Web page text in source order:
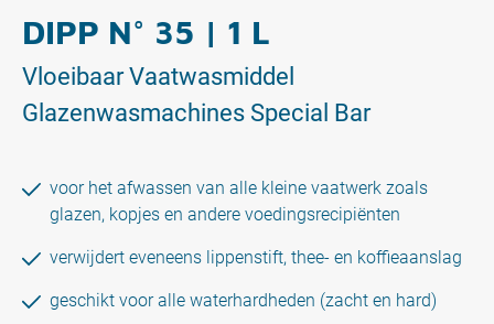
DIPP N° 35 | 1 L
Vloeibaar Vaatwasmiddel
Glazenwasmachines Special Bar
voor het afwassen van alle kleine vaatwerk zoals
glazen, kopjes en andere voedingsrecipiënten
verwijdert eveneens lippenstift, thee- en koffieaanslag
geschikt voor alle waterhardheden (zacht en hard)